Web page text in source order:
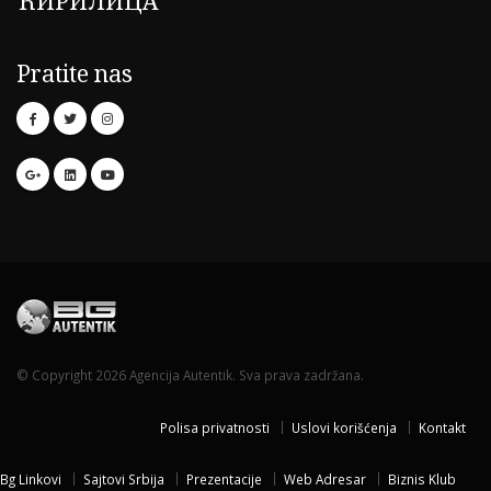
Pratite nas
© Copyright 2026 Agencija Autentik. Sva prava zadržana.
Polisa privatnosti Uslovi korišćenja Kontakt
Bg Linkovi Sajtovi Srbija Prezentacije Web Adresar Biznis Klub